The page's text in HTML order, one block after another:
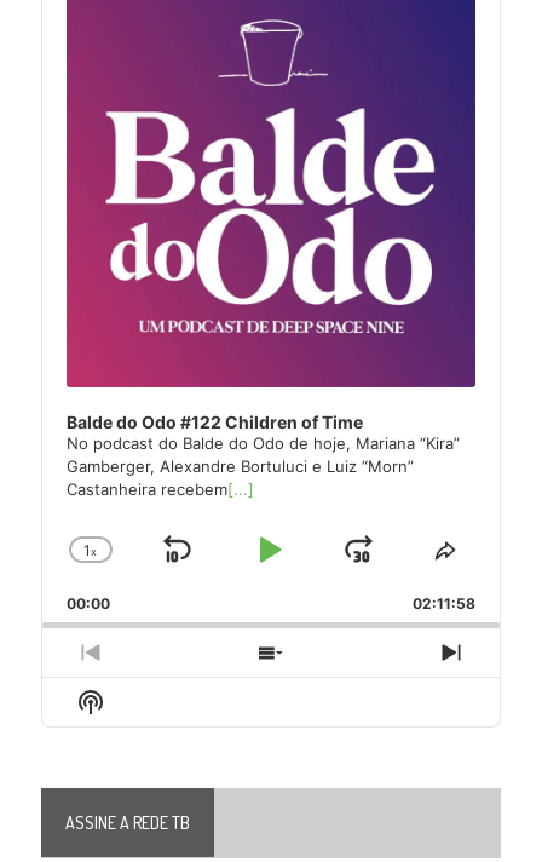
Balde do Odo #122 Children of Time
No podcast do Balde do Odo de hoje, Mariana “Kira”
Gamberger, Alexandre Bortuluci e Luiz “Morn”
Castanheira recebem[...]
Change
Rate
1x
Skip
Play
Jump
Forward
Share
Episode
00:00 02:11:58
Previous
Episode
Show
Episodes
Next
Episode
Show
Podcast
ASSINE A REDE TB